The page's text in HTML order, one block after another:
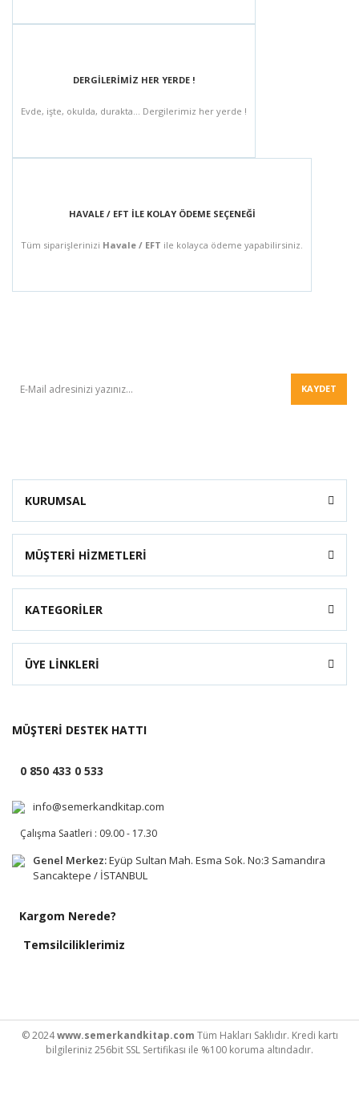
DERGİLERİMİZ HER YERDE !
Evde, işte, okulda, durakta... Dergilerimiz her yerde !
HAVALE / EFT İLE KOLAY ÖDEME SEÇENEĞİ
Tüm siparişlerinizi Havale / EFT ile kolayca ödeme yapabilirsiniz.
KAYDET
KURUMSAL
MÜŞTERİ HİZMETLERİ
KATEGORİLER
ÜYE LİNKLERİ
MÜŞTERİ DESTEK HATTI
0 850 433 0 533
info@semerkandkitap.com
Çalışma Saatleri : 09.00 - 17.30
Genel Merkez:Eyüp Sultan Mah. Esma Sok. No:3 Samandıra
Sancaktepe / İSTANBUL
Kargom Nerede?
Temsilciliklerimiz
© 2024www.semerkandkitap.com Tüm Hakları Saklıdır. Kredi kartı
bilgileriniz 256bit SSL Sertifikası ile %100 koruma altındadır.